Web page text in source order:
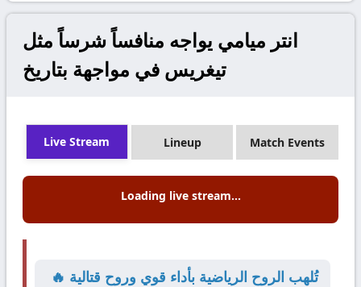
انتر ميامي يواجه منافساً شرساً مثل
تيغريس في مواجهة بتاريخ
Live Stream Lineup Match Events
Loading live stream...
🔥 تُلهب الروح الرياضية بأداء قوي وروح قتالية